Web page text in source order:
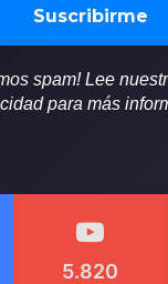
spam! Lee
para más
5.820